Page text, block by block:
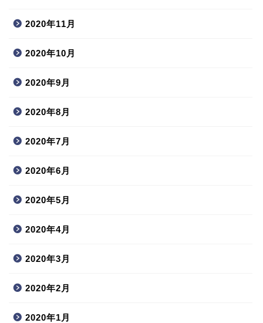
2020年11月
2020年10月
2020年9月
2020年8月
2020年7月
2020年6月
2020年5月
2020年4月
2020年3月
2020年2月
2020年1月